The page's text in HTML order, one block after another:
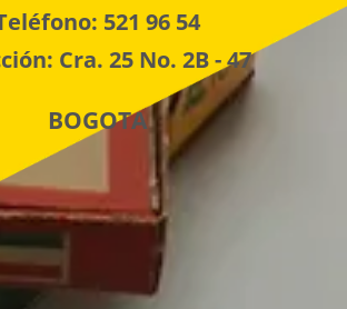
521 96 54
Cra. 25 No. 2B - 47
BOGOTA